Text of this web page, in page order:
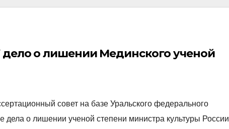
о лишении Мединского ученой
совет на базе Уральского федерального
дела о лишении ученой степени министра культуры России